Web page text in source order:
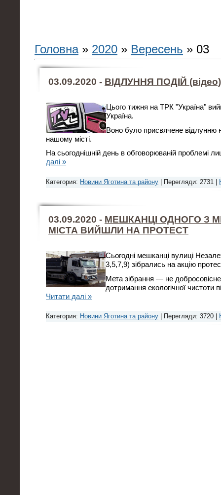
Головна» 2020 » Вересень » 03
03.09.2020 - ВІДЛУННЯ ПОДІЙ (відео)
Цього тижня на ТРК "Україна"
Україна.
Воно було присвячене відлунню
нашому місті.
На сьогоднішній день в обговорюваній проблемі
далі »
Категория: Новини Яготина та району | Перегляди: 2731 |
03.09.2020 - МЕШКАНЦІ ОДНОГО З
МІСТА ВИЙШЛИ НА ПРОТЕСТ
Сьогодні мешканці вулиці
3,5,7,9) зібрались на акцію
Мета зібрання — не
дотримання екологічної чистоти
Читати далі »
Категория: Новини Яготина та району | Перегляди: 3720 |